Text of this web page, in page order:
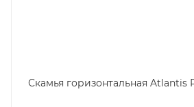
Скамья горизонтальная Atlantis